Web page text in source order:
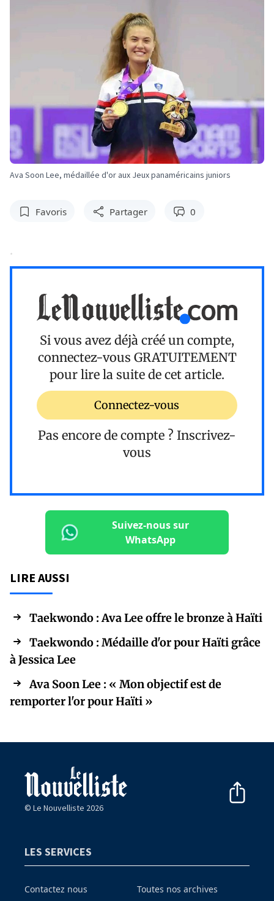
Ava Soon Lee, médaillée d'or aux Jeux panaméricains juniors
Favoris Partager 0
.
Si vous avez déjà créé un compte,
connectez-vous GRATUITEMENT
pour lire la suite de cet article.
Connectez-vous
Pas encore de compte ? Inscrivez-
vous
Suivez-nous sur
WhatsApp
LIRE AUSSI
Taekwondo : Ava Lee offre le bronze à Haïti
Taekwondo : Médaille d'or pour Haïti grâce
à Jessica Lee
Ava Soon Lee : « Mon objectif est de
remporter l'or pour Haïti »
© Le Nouvelliste 2026
LES SERVICES
Contactez nous
Toutes nos archives